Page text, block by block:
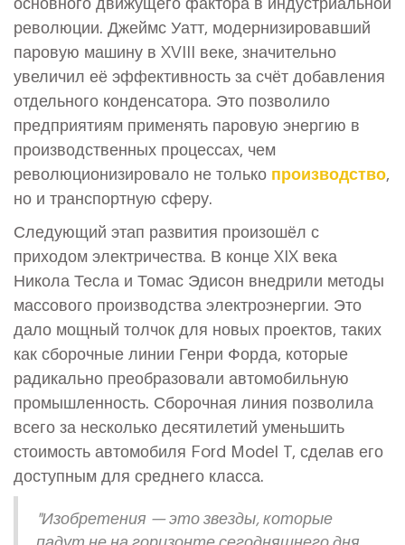
революции. Джеймс Уатт, модернизировавший
паровую машину в XVIII веке, значительно
увеличил её эффективность за счёт добавления
отдельного конденсатора. Это позволило
предприятиям применять паровую энергию в
производственных процессах, чем
революционизировало не только производство,
но и транспортную сферу.
Следующий этап развития произошёл с
приходом электричества. В конце XIX века
Никола Тесла и Томас Эдисон внедрили методы
массового производства электроэнергии. Это
дало мощный толчок для новых проектов, таких
как сборочные линии Генри Форда, которые
радикально преобразовали автомобильную
промышленность. Сборочная линия позволила
всего за несколько десятилетий уменьшить
стоимость автомобиля Ford Model T, сделав его
доступным для среднего класса.
"Изобретения — это звезды, которые
падут не на горизонте сегодняшнего дня,